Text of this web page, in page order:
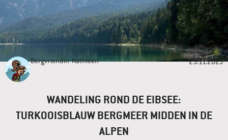
Bergvriendin Kathleen 25.11.2025
WANDELING ROND DE EIBSEE:
TURKOOISBLAUW BERGMEER MIDDEN IN DE
ALPEN